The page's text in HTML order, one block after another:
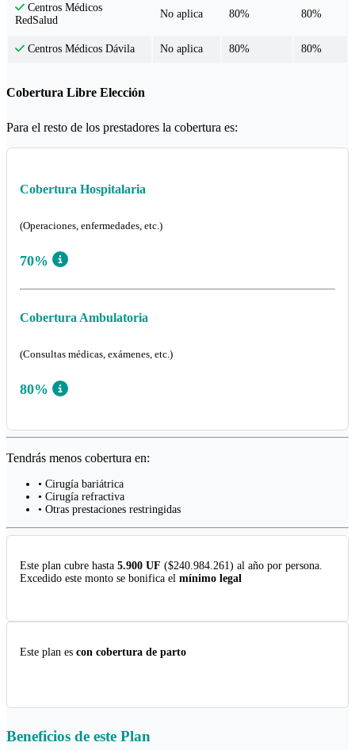
Centros Médicos
RedSalud
No aplica 80% 80%
Centros Médicos Dávila No aplica 80% 80%
Cobertura Libre Elección
Para el resto de los prestadores la cobertura es:
Cobertura Hospitalaria
(Operaciones, enfermedades, etc.)
70%
Cobertura Ambulatoria
(Consultas médicas, exámenes, etc.)
80%
Tendrás menos cobertura en:
• Cirugía bariátrica
• Cirugía refractiva
• Otras prestaciones restringidas
Este plan cubre hasta 5.900 UF ($240.984.261) al año por persona.
Excedido este monto se bonifica el mínimo legal
Este plan es con cobertura de parto
Beneficios de este Plan